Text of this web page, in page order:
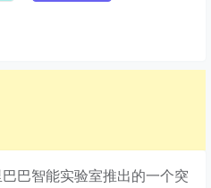
巴智能实验室推出的一个突